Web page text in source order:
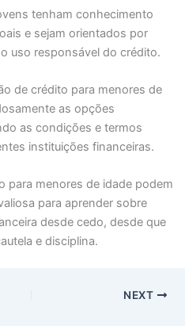
tenham conhecimento
e sejam orientados por
uso responsável do crédito.
de crédito para menores de
as opções
as condições e termos
instituições financeiras.
para menores de idade podem
para aprender sobre
desde cedo, desde que
e disciplina.
NEXT